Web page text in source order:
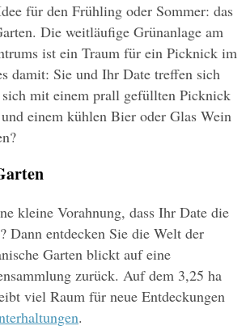
für den Frühling oder Sommer: das
Die weitläufige Grünanlage am
ist ein Traum für ein Picknick im
damit: Sie und Ihr Date treffen sich
mit einem prall gefüllten Picknick
einem kühlen Bier oder Glas Wein
kleine Vorahnung, dass Ihr Date die
Dann entdecken Sie die Welt der
Garten blickt auf eine
zurück. Auf dem 3,25 ha
viel Raum für neue Entdeckungen
.